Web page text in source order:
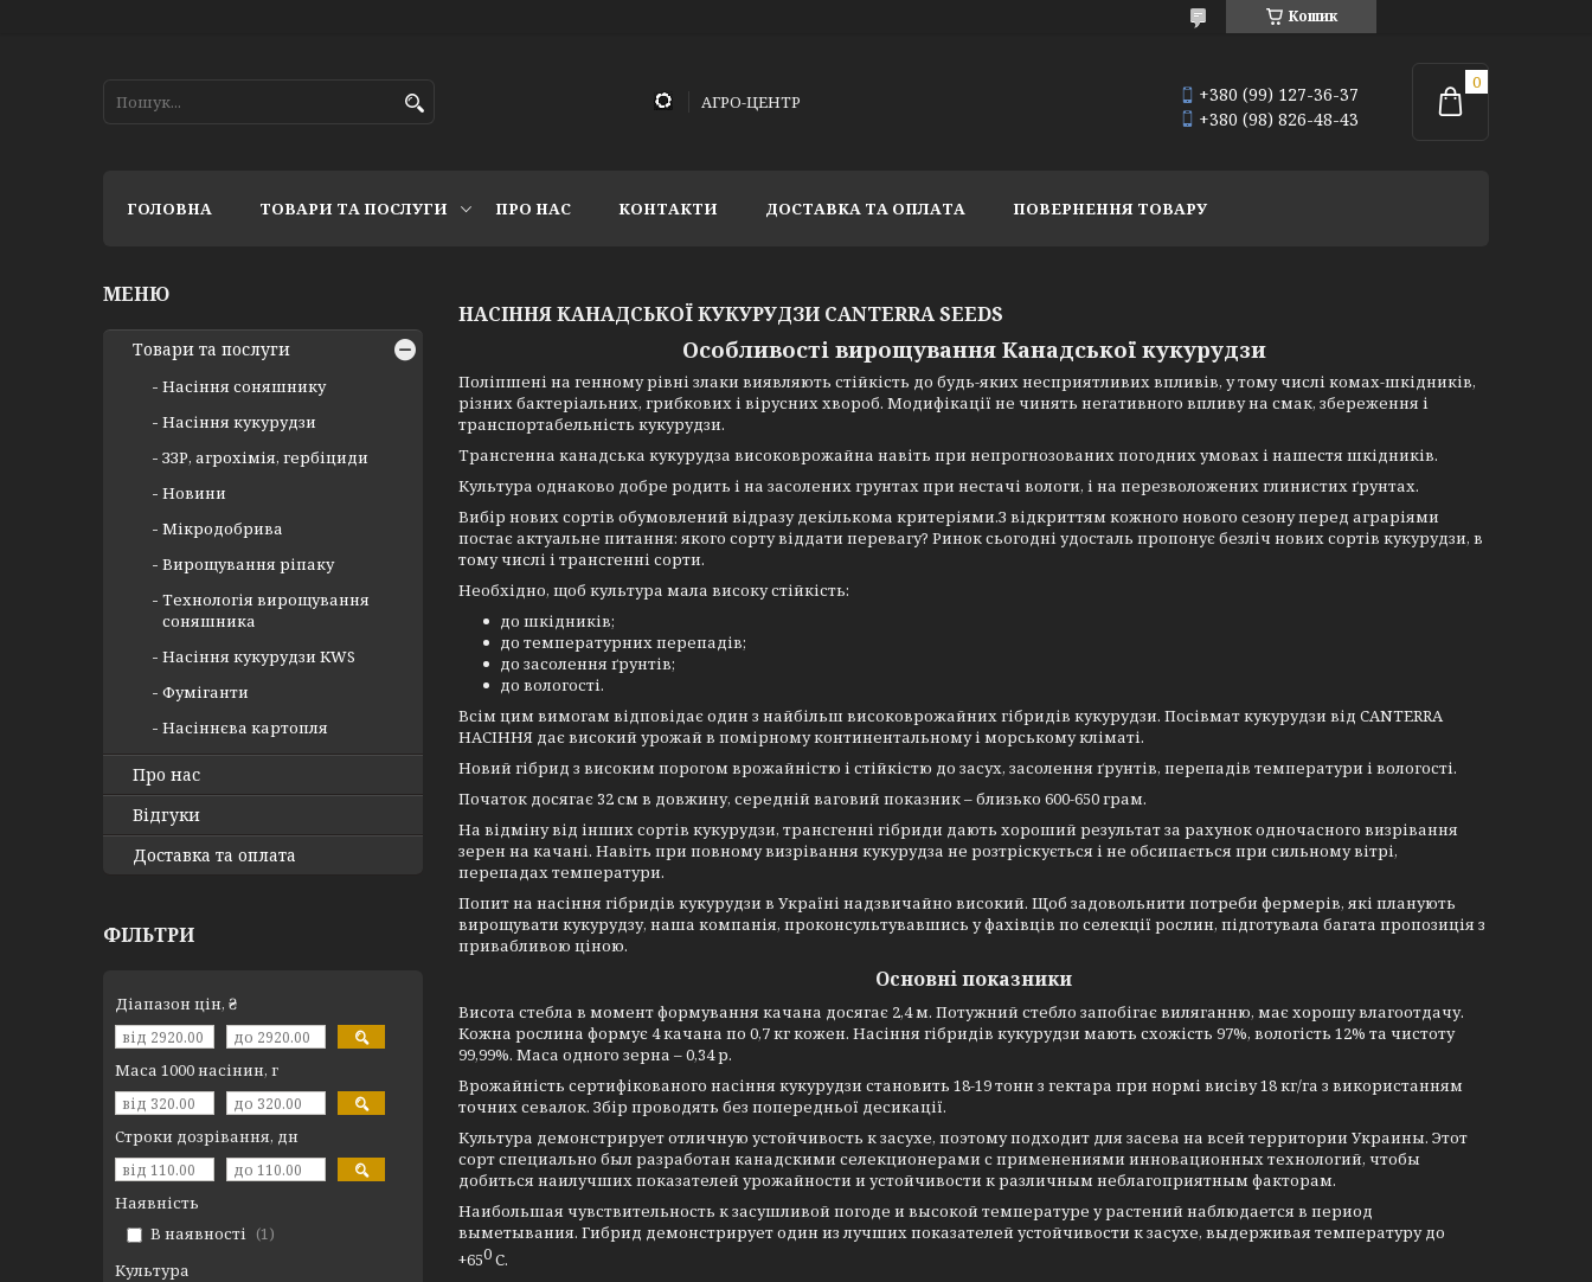
Кошик
АГРО-ЦЕНТР
+380 (99) 127-36-37
+380 (98) 826-48-43
ГОЛОВНА ТОВАРИ ТА ПОСЛУГИ ПРО НАС КОНТАКТИ ДОСТАВКА ТА ОПЛАТА ПОВЕРНЕННЯ ТОВАРУ
НАСІННЯ КАНАДСЬКОЇ КУКУРУДЗИ CANTERRA SEEDS
Особливості вирощування Канадської кукурудзи
Поліпшені на генному рівні злаки виявляють стійкість до будь-яких несприятливих впливів, у тому числі комах-шкідників,
різних бактеріальних, грибкових і вірусних хвороб. Модифікації не чинять негативного впливу на смак, збереження і
транспортабельність кукурудзи.
Трансгенна канадська кукурудза високоврожайна навіть при непрогнозованих погодних умовах і нашестя шкідників.
Культура однаково добре родить і на засолених грунтах при нестачі вологи, і на перезволожених глинистих ґрунтах.
Вибір нових сортів обумовлений відразу декількома критеріями.З відкриттям кожного нового сезону перед аграріями
постає актуальне питання: якого сорту віддати перевагу? Ринок сьогодні удосталь пропонує безліч нових сортів кукурудзи, в
тому числі і трансгенні сорти.
Необхідно, щоб культура мала високу стійкість:
до шкідників;
до температурних перепадів;
до засолення ґрунтів;
до вологості.
Всім цим вимогам відповідає один з найбільш високоврожайних гібридів кукурудзи. Посівмат кукурудзи від CANTERRA
НАСІННЯ дає високий урожай в помірному континентальному і морському кліматі.
Новий гібрид з високим порогом врожайністю і стійкістю до засух, засолення ґрунтів, перепадів температури і вологості.
Початок досягає 32 см в довжину, середній ваговий показник – близько 600-650 грам.
На відміну від інших сортів кукурудзи, трансгенні гібриди дають хороший результат за рахунок одночасного визрівання
зерен на качані. Навіть при повному визрівання кукурудза не розтріскується і не обсипається при сильному вітрі,
перепадах температури.
Попит на насіння гібридів кукурудзи в Україні надзвичайно високий. Щоб задовольнити потреби фермерів, які планують
вирощувати кукурудзу, наша компанія, проконсультувавшись у фахівців по селекції рослин, підготувала багата пропозиція з
привабливою ціною.
Основні показники
Висота стебла в момент формування качана досягає 2,4 м. Потужний стебло запобігає виляганню, має хорошу влагоотдачу.
Кожна рослина формує 4 качана по 0,7 кг кожен. Насіння гібридів кукурудзи мають схожість 97%, вологість 12% та чистоту
99,99%. Маса одного зерна – 0,34 р.
Врожайність сертифікованого насіння кукурудзи становить 18-19 тонн з гектара при нормі висіву 18 кг/га з використанням
точних севалок. Збір проводять без попередньої десикації.
Культура демонстрирует отличную устойчивость к засухе, поэтому подходит для засева на всей территории Украины. Этот
сорт специально был разработан канадскими селекционерами с применениями инновационных технологий, чтобы
добиться наилучших показателей урожайности и устойчивости к различным неблагоприятным факторам.
Наибольшая чувствительность к засушливой погоде и высокой температуре у растений наблюдается в период
выметывания. Гибрид демонстрирует один из лучших показателей устойчивости к засухе, выдерживая температуру до
+650С.
Товари та послуги
Насіння соняшнику
Насіння кукурудзи
ЗЗР, агрохімія, гербіциди
Новини
Мікродобрива
Вирощування ріпаку
Технологія вирощування
соняшника
Насіння кукурудзи KWS
Фуміганти
Насіннєва картопля
Про нас
Відгуки
Доставка та оплата
ФІЛЬТРИ
Діапазон цін, ₴
Маса 1000 насінин, г
Строки дозрівання, дн
Наявність
В наявності
1
Культура